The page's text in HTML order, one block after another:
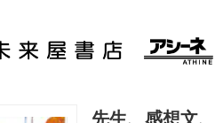
先生、感想文